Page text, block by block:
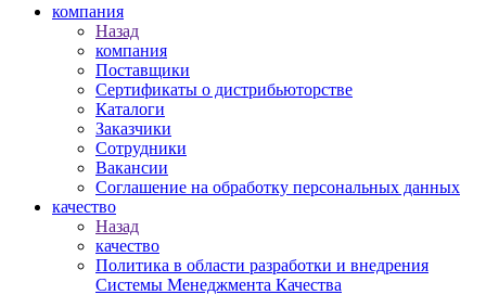
компания
Назад
компания
Поставщики
Сертификаты о дистрибьюторстве
Каталоги
Заказчики
Сотрудники
Вакансии
Соглашение на обработку персональных данных
качество
Назад
качество
Политика в области разработки и внедрения
Системы Менеджмента Качества